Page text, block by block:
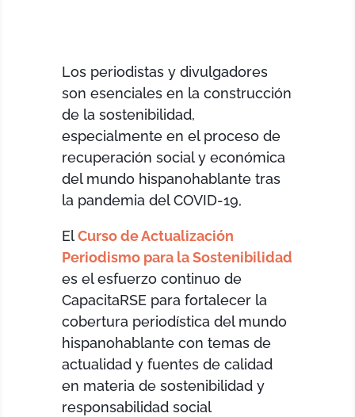
Los periodistas y divulgadores
son esenciales en la construcción
de la sostenibilidad,
especialmente en el proceso de
recuperación social y económica
del mundo hispanohablante tras
la pandemia del COVID-19,
ElCurso de Actualización
Periodismo para la Sostenibilidad
es el esfuerzo continuo de
CapacitaRSE para fortalecer la
cobertura periodística del mundo
hispanohablante con temas de
actualidad y fuentes de calidad
en materia de sostenibilidad y
responsabilidad social